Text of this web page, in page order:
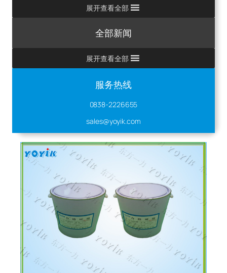
展开查看全部
全部新闻
展开查看全部
服务热线
0838-2226655
sales@yoyik.com